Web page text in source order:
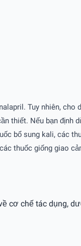
Tuy nhiên,
thiết. Nếu bạn
bổ sung kali, các
thuốc giống giao
cơ chế tác dụng,